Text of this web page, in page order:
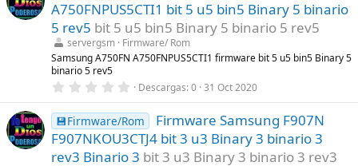
s
)s
t
r
e
l
s
)
A750FNPUS5CTI1 bit 5 u5 bin5 Binary 5 binario
5 rev5 bit 5 u5 bin5 Binary 5 binario 5 rev5
servergsm Firmware/ Rom
Samsung A750FN A750FNPUS5CTI1 firmware bit 5 u5 bin5 Binary 5
binario 5 rev5
0
0
0
e
s
t
Descargas 0 31 Oct 2020
💾Firmware/Rom
Firmware Samsung F907N
F907NKOU3CTJ4 bit 3 u3 Binary 3 binario 3
rev3 Binario 3 bit 3 u3 Binary 3 binario 3 rev3